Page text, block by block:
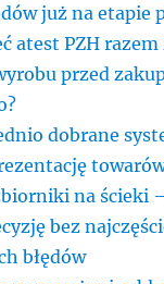
już na etapie
atest PZH
przed
dobrane
na ścieki
bez
błędów